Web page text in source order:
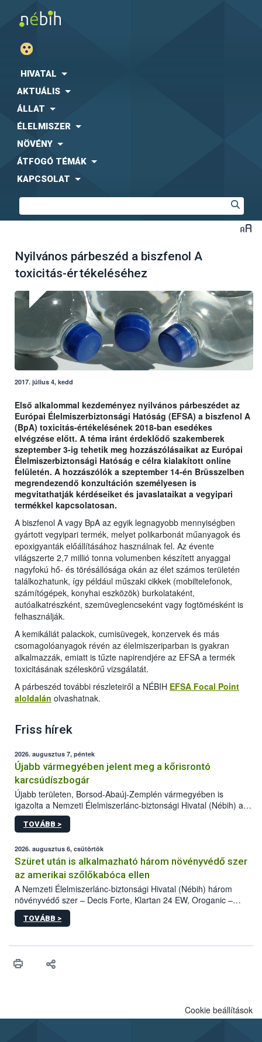
HIVATAL
AKTUÁLIS
ÁLLAT
ÉLELMISZER
NÖVÉNY
ÁTFOGÓ TÉMÁK
KAPCSOLAT
Nyilvános párbeszéd a biszfenol A
toxicitás-értékeléséhez
2017. július 4, kedd
Első alkalommal kezdeményez nyilvános párbeszédet az
Európai Élelmiszerbiztonsági Hatóság (EFSA) a biszfenol A
(BpA) toxicitás-értékelésének 2018-ban esedékes
elvégzése előtt. A téma iránt érdeklődő szakemberek
szeptember 3-ig tehetik meg hozzászólásaikat az Európai
Élelmiszerbiztonsági Hatóság e célra kialakított online
felületén. A hozzászólók a szeptember 14-én Brüsszelben
megrendezendő konzultáción személyesen is
megvitathatják kérdéseiket és javaslataikat a vegyipari
termékkel kapcsolatosan.
A biszfenol A vagy BpA az egyik legnagyobb mennyiségben
gyártott vegyipari termék, melyet polikarbonát műanyagok és
epoxigyanták előállításához használnak fel. Az évente
világszerte 2,7 millió tonna volumenben készített anyaggal
nagyfokú hő- és törésállósága okán az élet számos területén
találkozhatunk, így például műszaki cikkek (mobiltelefonok,
számítógépek, konyhai eszközök) burkolataként,
autóalkatrészként, szemüveglencseként vagy fogtömésként is
felhasználják.
A kemikáliát palackok, cumisüvegek, konzervek és más
csomagolóanyagok révén az élelmiszeriparban is gyakran
alkalmazzák, emiatt is tűzte napirendjére az EFSA a termék
toxicitásának széleskörű vizsgálatát.
A párbeszéd további részleteiről a NÉBIH EFSA Focal Point
aloldalán olvashatnak.
Friss hírek
2026. augusztus 7, péntek
Újabb vármegyében jelent meg a kőrisrontó
karcsúdíszbogár
Újabb területen, Borsod-Abaúj-Zemplén vármegyében is
igazolta a Nemzeti Élelmiszerlánc-biztonsági Hivatal (Nébih) a
kőrisrontó karcsúdíszbogár (Agrilus planipennis) jelenlétét. A
kártevőt nem csak színcsapdában találták meg, de már fertőzött
az intenzív felderítést, emellett az intézkedéseket a szlovák
hatósággal is összehangolják a terjedés megállítása érdekében.
TOVÁBB >
2026. augusztus 6, csütörtök
Szüret után is alkalmazható három növényvédő szer
az amerikai szőlőkabóca ellen
A Nemzeti Élelmiszerlánc-biztonsági Hivatal (Nébih) három
növényvédő szer – Decis Forte, Klartan 24 EW, Oroganic –
engedélyokiratát módosította, így azok a szüretet követően,
egészen a vesszőérettség (BBCH 91) stádiumáig
érésű szőlőkben is legyen lehetőség a károsító elleni további
felhasználók számára is elérhető és ökológiai termesztésben is
TOVÁBB >
Cookie beállítások